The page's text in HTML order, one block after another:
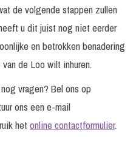
de volgende stappen zullen
u dit juist nog niet eerder
en betrokken benadering
de Loo wilt inhuren.
vragen? Bel ons op
ons een e-mail
het online contactformulier.